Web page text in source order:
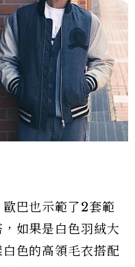
巴也示範了2套範
如果是白色羽絨大
色的高領毛衣搭配